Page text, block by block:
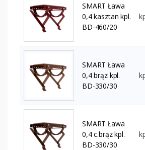
SMART Ława
0,4 kasztan kpl.
BD-460/20
SMART Ława
0,4 brąz kpl.
BD-330/30
SMART Ława
0,4 c.brąz kpl.
BD-330/30